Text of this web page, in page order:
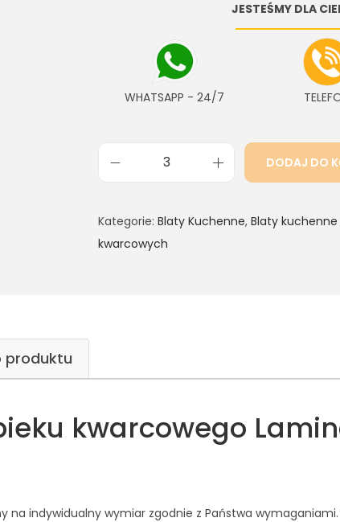
JESTEŚMY DLA
WHATSAPP - 24/7
DODAJ DO
Kategorie: Blaty Kuchenne, Blaty
kwarcowych
produktu
kwarcowego
indywidualny wymiar zgodnie z Państwa